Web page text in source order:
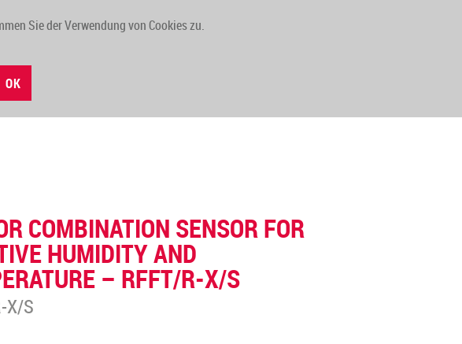
Sie der Verwendung von Cookies zu.
OK
COMBINATION SENSOR FOR
HUMIDITY AND
– RFFT/R-X/S
X/S